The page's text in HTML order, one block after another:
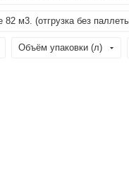
82 м3. (отгрузка без
Объём упаковки (л)